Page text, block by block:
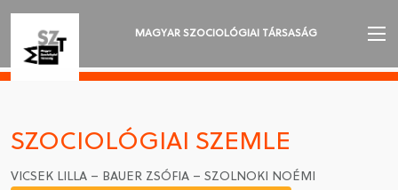
MAGYAR SZOCIOLÓGIAI TÁRSASÁG
AKTUALITÁSOK
VÁNDORGYŰLÉSEK
SZOCIOLÓGIAI SZEMLE
VICSEK LILLA – BAUER ZSÓFIA – SZOLNOKI NOÉMI